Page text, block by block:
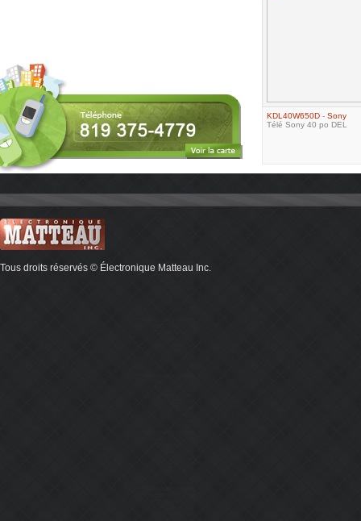
KDL40W650D - Sony
Télé Sony 40 po DEL
Tous droits réservés © Électronique Matteau Inc.